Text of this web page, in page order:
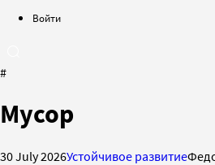
Войти
#
Мусор
30 July 2026Устойчивое развитие